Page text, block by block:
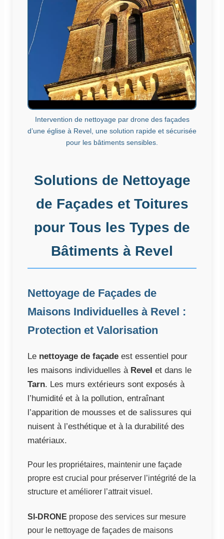
Intervention de nettoyage par drone des façades
d’une église à Revel, une solution rapide et sécurisée
pour les bâtiments sensibles.
Solutions de Nettoyage
de Façades et Toitures
pour Tous les Types de
Bâtiments à Revel
Nettoyage de Façades de
Maisons Individuelles à Revel :
Protection et Valorisation
Le nettoyage de façadeest essentiel pour
les maisons individuelles à Revel et dans le
Tarn. Les murs extérieurs sont exposés à
l’humidité et à la pollution, entraînant
l’apparition de mousses et de salissures qui
nuisent à l’esthétique et à la durabilité des
matériaux.
Pour les propriétaires, maintenir une façade
propre est crucial pour préserver l’intégrité de la
structure et améliorer l’attrait visuel.
SI-DRONE propose des services sur mesure
pour le nettoyage de façades de maisons